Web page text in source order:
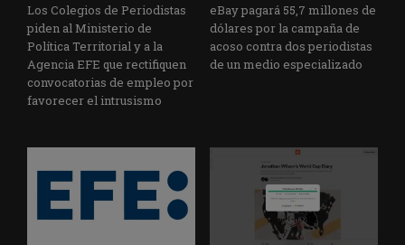
Los Colegios de Periodistas
piden al Ministerio de
Política Territorial y a la
Agencia EFE que rectifiquen
convocatorias de empleo por
favorecer el intrusismo
eBay pagará 55,7 millones de
dólares por la campaña de
acoso contra dos periodistas
de un medio especializado